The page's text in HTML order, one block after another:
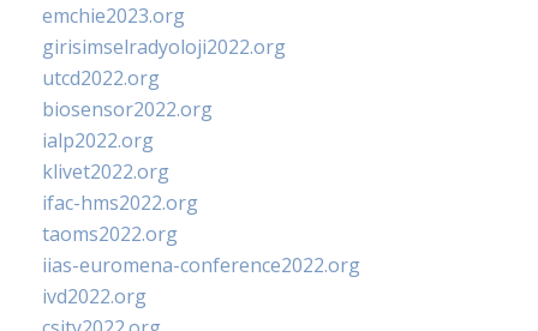
emchie2023.org
girisimselradyoloji2022.org
utcd2022.org
biosensor2022.org
ialp2022.org
klivet2022.org
ifac-hms2022.org
taoms2022.org
iias-euromena-conference2022.org
ivd2022.org